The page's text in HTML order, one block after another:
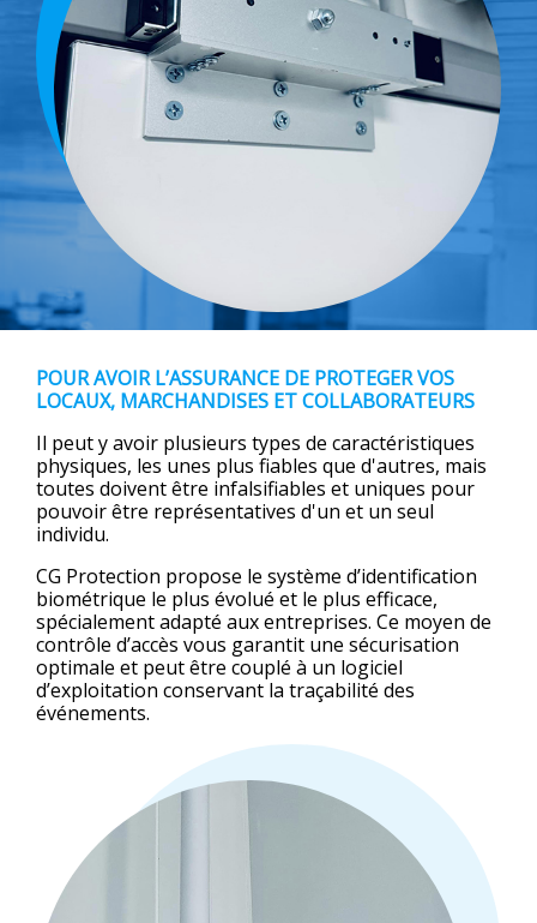
POUR AVOIR L’ASSURANCE DE PROTEGER VOS
LOCAUX, MARCHANDISES ET COLLABORATEURS
Il peut y avoir plusieurs types de caractéristiques
physiques, les unes plus fiables que d'autres, mais
toutes doivent être infalsifiables et uniques pour
pouvoir être représentatives d'un et un seul
individu.
CG Protection propose le système d’identification
biométrique le plus évolué et le plus efficace,
spécialement adapté aux entreprises. Ce moyen de
contrôle d’accès vous garantit une sécurisation
optimale et peut être couplé à un logiciel
d’exploitation conservant la traçabilité des
événements.